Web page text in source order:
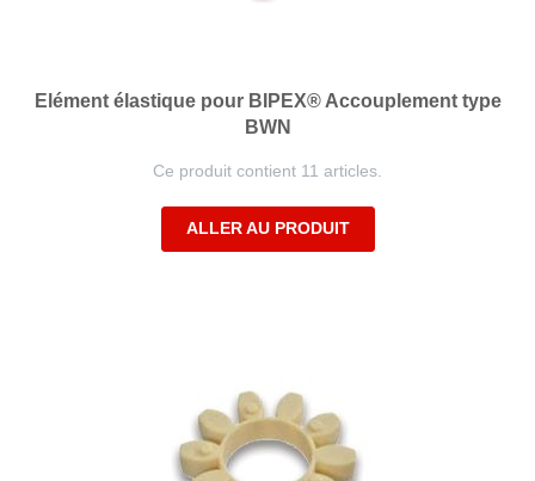
Elément élastique pour BIPEX® Accouplement type
BWN
Ce produit contient 11 articles.
ALLER AU PRODUIT